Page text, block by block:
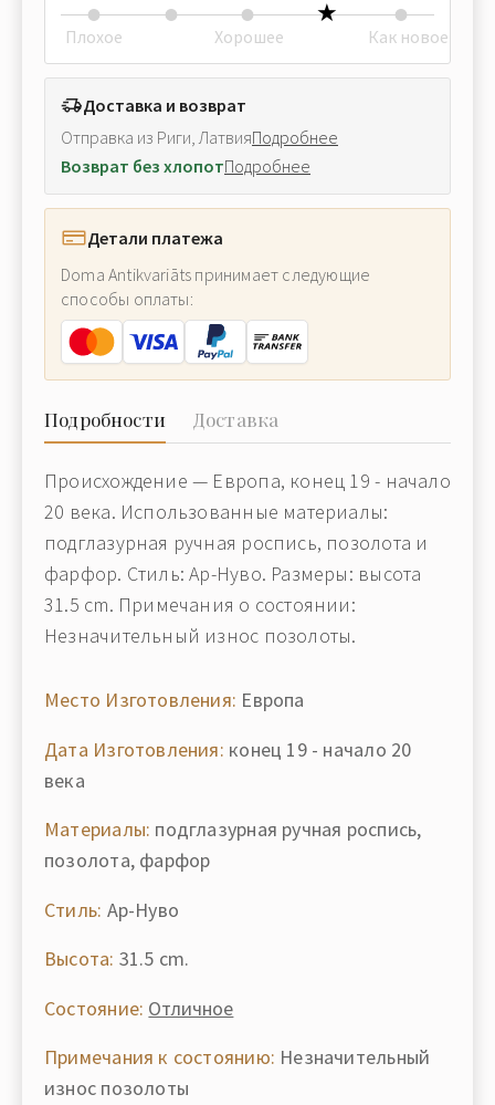
Плохое Хорошее Как новое
Доставка и возврат
Отправка из Риги, ЛатвияПодробнее
Возврат без хлопотПодробнее
Детали платежа
Doma Antikvariāts принимает следующие
способы оплаты:
Подробности Доставка
Происхождение — Европа, конец 19 - начало
20 века. Использованные материалы:
подглазурная ручная роспись, позолота и
фарфор. Стиль: Ар-Нуво. Размеры: высота
31.5 cm. Примечания о состоянии:
Незначительный износ позолоты.
Место Изготовления: Европа
Дата Изготовления: конец 19 - начало 20
века
Материалы: подглазурная ручная роспись,
позолота, фарфор
Стиль: Ар-Нуво
Высота: 31.5 cm.
Состояние: Отличное
Примечания к состоянию: Незначительный
износ позолоты